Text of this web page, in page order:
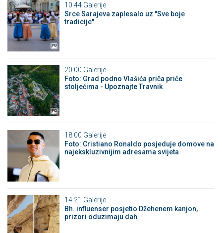
10:44 Galerije
Srce Sarajeva zaplesalo uz "Sve boje
tradicije"
20:00 Galerije
Foto: Grad podno Vlašića priča priče
stoljećima - Upoznajte Travnik
18:00 Galerije
Foto: Cristiano Ronaldo posjeduje domove na
najekskluzivnijim adresama svijeta
14:21 Galerije
Bh. influenser posjetio Džehenem kanjon,
prizori oduzimaju dah